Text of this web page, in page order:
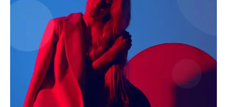
Contact Us
About Us
Privacy Policy
Terms of Use Agreement
Facebook
X WhatsApp
Share